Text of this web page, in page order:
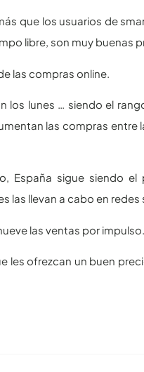
que los usuarios de
libre, son muy buenas
las compras online.
los lunes … siendo el
las compras entre
España sigue siendo
las llevan a cabo en redes
las ventas por impulso.
les ofrezcan un buen